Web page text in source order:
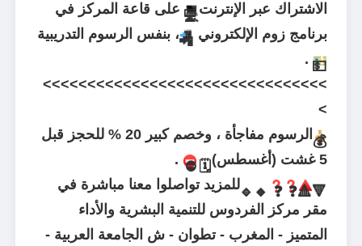
الاشتراك عبر الإنترنت💻 على قاعة المركز في
برنامج زوم الإلكتروني 📲، بنفس الرسوم التدريبية
💵
.
>>>>>>>>>>>>>>>>>>>>>>>>>>>>>>>>
>
💰
الرسوم مفاجأة ، وخصم كبير 20 % للحجز قبل
5 غشت (أغسطس)
🗓
⛔
.
🔻
🔺
❓
❓
🔸
🔹للمزيد تواصلوا معنا مباشرة في
مقر مركز الفردوس للتنمية البشرية والأداء
المتميز - المغرب - تطوان - ش الجامعة العربية -